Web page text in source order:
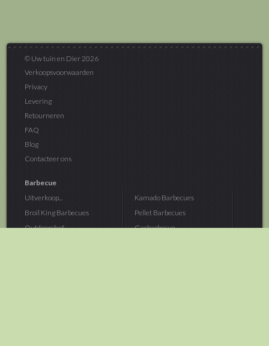
© Uw tuin en Dier 2026
Verkoopsvoorwaarden
Privacy
Levering
Retourneren
FAQ
Blog
Contacteer ons
Barbecue
Uitverkoop...
Broil King Barbecues
Outdoorchef...
Kamado Barbecues
Pellet Barbecues
Gasbarbecue